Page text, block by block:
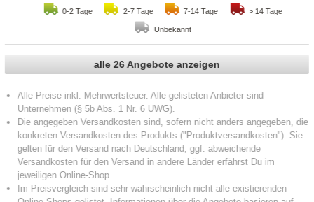
0-2 Tage 2-7 Tage 7-14 Tage > 14 Tage
Unbekannt
alle 26 Angebote anzeigen